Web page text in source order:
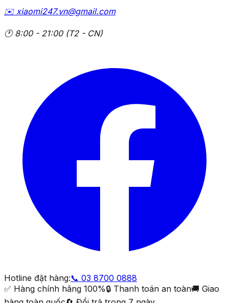
✉️ xiaomi247.vn@gmail.com
🕐 8:00 - 21:00 (T2 - CN)
Hotline đặt hàng:📞 03 8700 0888
✅ Hàng chính hãng 100%🔒 Thanh toán an toàn🚚 Giao